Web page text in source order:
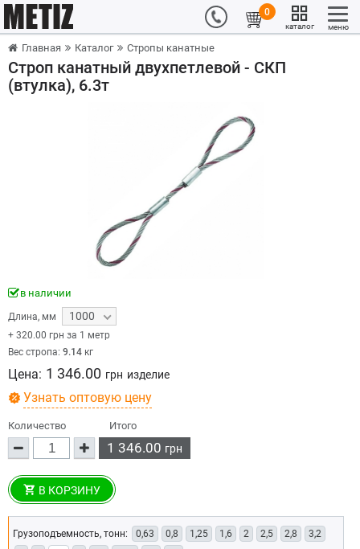
0
каталог меню
Главная Каталог Стропы канатные
Строп канатный двухпетлевой - СКП
(втулка), 6.3т
в наличии
Длина, мм 1000
+ 320.00 грн за 1 метр
Вес стропа: 9.14 кг
Цена: 1 346.00 грн изделие
Узнать оптовую цену
Количество Итого
1 346.00 грн
В КОРЗИНУ
Грузоподъемность, тонн: 0,63 0,8 1,25 1,6 2 2,5 2,8
3,2